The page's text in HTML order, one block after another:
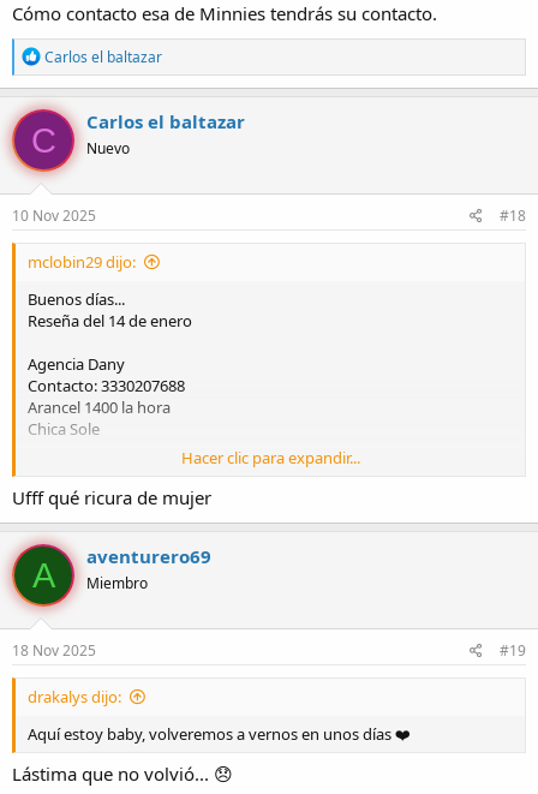
Cómo contacto esa de Minnies tendrás su contacto.
R
e
a
c
c
i
o
n
e
s
Carlos el baltazar
C Carlos el baltazar
Nuevo
10 Nov 2025 #18
mclobin29 dijo:
Buenos días...
Reseña del 14 de enero
Agencia Dany
Contacto: 3330207688
Arancel 1400 la hora
Chica Sole
Solo estaba disponible Sole y Zabdi
Me envian información de ambas
Me decido por Sole
Llegó al motel y aseo de rigor...
Me encanto su actitud directa, llego chupando una paleta con
Comencé tocando su trasero, mientras platicábamos, le pedi retirar
su vestido y ahi woow unas tetas hermosas de pezon bien paradito,
comimos a besos.
Hacer clic para expandir...
Ufff qué ricura de mujer
A aventurero69
Miembro
18 Nov 2025 #19
drakalys dijo:
Aquí estoy baby, volveremos a vernos en unos días ❤️
Lástima que no volvió... 😞